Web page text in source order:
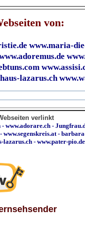
von:
www.maria-
lazarus.ch
verlinkt
- www.adorare.ch -
- www.segenskreis.at -
lazarus.ch - www.pater-pio.de